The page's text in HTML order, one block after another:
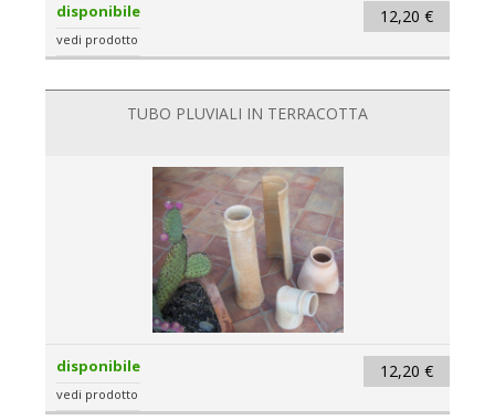
12,20 €
disponibile
vedi prodotto
TUBO PLUVIALI IN TERRACOTTA
12,20 €
disponibile
vedi prodotto